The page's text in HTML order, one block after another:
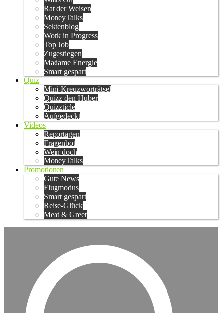
Rat der Weisen
MoneyTalks
Sektenblog
Work in Progress
Top Job
Zugestiegen
Madame Energie
Smart gespart
Quiz
Mini-Kreuzworträtsel
Quizz den Huber
Quizzticle
Aufgedeckt
Videos
Reportagen
Fragenbot
Wein doch
MoneyTalks
Promotionen
Gute News
Flugmodus
Smart gespart
Reise-Glück
Meat & Greet